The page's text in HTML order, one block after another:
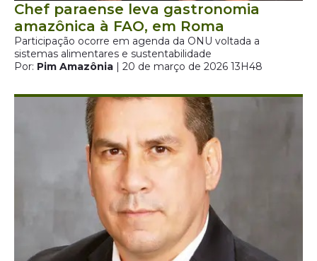
Chef paraense leva gastronomia
amazônica à FAO, em Roma
Participação ocorre em agenda da ONU voltada a
sistemas alimentares e sustentabilidade
Por: Pim Amazônia | 20 de março de 2026 13H48